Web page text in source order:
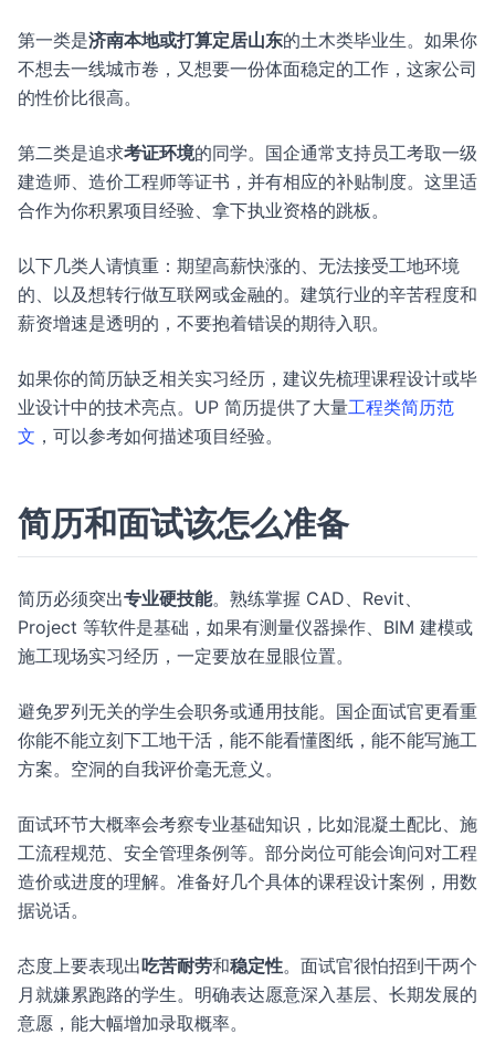
第一类是济南本地或打算定居山东的土木类毕业生。如果你
不想去一线城市卷，又想要一份体面稳定的工作，这家公司
的性价比很高。
第二类是追求考证环境的同学。国企通常支持员工考取一级
建造师、造价工程师等证书，并有相应的补贴制度。这里适
合作为你积累项目经验、拿下执业资格的跳板。
以下几类人请慎重：期望高薪快涨的、无法接受工地环境
的、以及想转行做互联网或金融的。建筑行业的辛苦程度和
薪资增速是透明的，不要抱着错误的期待入职。
如果你的简历缺乏相关实习经历，建议先梳理课程设计或毕
业设计中的技术亮点。UP 简历提供了大量工程类简历范
文 ，可以参考如何描述项目经验。
简历和面试该怎么准备
简历必须突出专业硬技能。熟练掌握 CAD、Revit、
Project 等软件是基础，如果有测量仪器操作、BIM 建模或
施工现场实习经历，一定要放在显眼位置。
避免罗列无关的学生会职务或通用技能。国企面试官更看重
你能不能立刻下工地干活，能不能看懂图纸，能不能写施工
方案。空洞的自我评价毫无意义。
面试环节大概率会考察专业基础知识，比如混凝土配比、施
工流程规范、安全管理条例等。部分岗位可能会询问对工程
造价或进度的理解。准备好几个具体的课程设计案例，用数
据说话。
态度上要表现出吃苦耐劳和稳定性。面试官很怕招到干两个
月就嫌累跑路的学生。明确表达愿意深入基层、长期发展的
意愿，能大幅增加录取概率。